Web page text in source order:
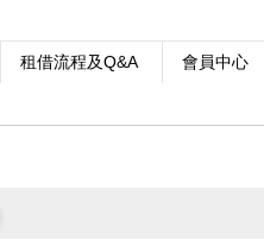
租借流程及Q&A 會員中心